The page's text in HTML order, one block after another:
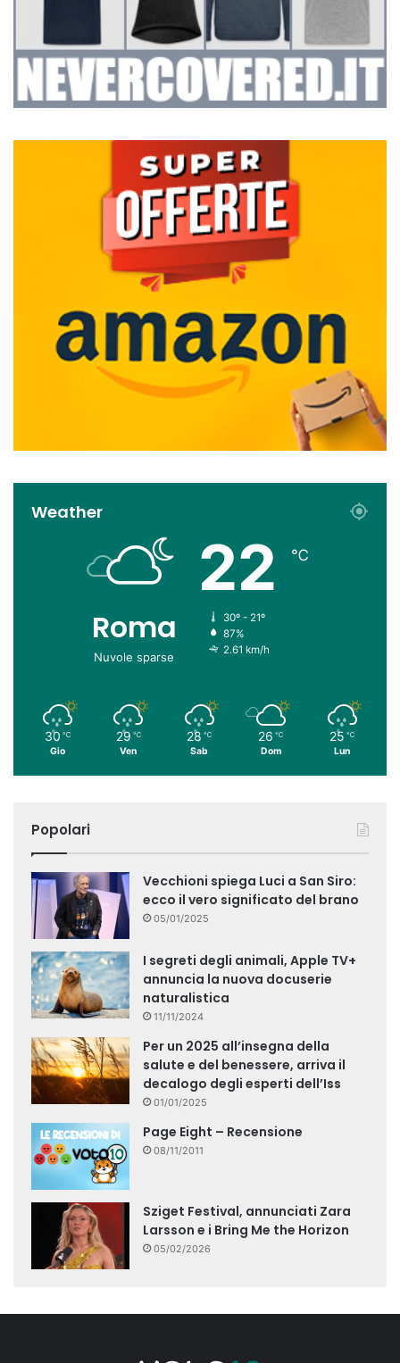
Weather
Roma
Nuvole sparse
22 ℃
30º - 21º
87%
2.61 km/h
30 ℃
Gio
29 ℃
Ven
28 ℃
Sab
26 ℃
Dom
25 ℃
Lun
Popolari
Vecchioni spiega Luci a San Siro:
ecco il vero significato del brano
05/01/2025
I segreti degli animali, Apple TV+
annuncia la nuova docuserie
naturalistica
11/11/2024
Per un 2025 all’insegna della
salute e del benessere, arriva il
decalogo degli esperti dell’Iss
01/01/2025
Page Eight – Recensione
08/11/2011
Sziget Festival, annunciati Zara
Larsson e i Bring Me the Horizon
05/02/2026